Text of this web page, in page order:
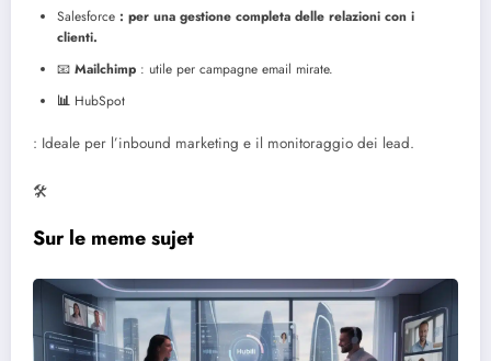
Salesforce : per una gestione completa delle relazioni con i
clienti.
📧 Mailchimp : utile per campagne email mirate.
📊 HubSpot
: Ideale per l’inbound marketing e il monitoraggio dei lead.
🛠️
Sur le meme sujet